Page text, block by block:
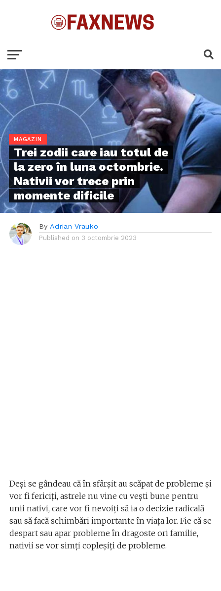
MAGAZIN
Trei zodii care iau totul de
la zero în luna octombrie.
Nativii vor trece prin
momente dificile
By Adrian Vrauko
Published on 3 octombrie 2023
Deși se gândeau că în sfârșit au scăpat de probleme și
vor fi fericiți, astrele nu vine cu vești bune pentru
unii nativi, care vor fi nevoiți să ia o decizie radicală
sau să facă schimbări importante în viața lor. Fie că se
despart sau apar probleme în dragoste ori familie,
nativii se vor simți copleșiți de probleme.